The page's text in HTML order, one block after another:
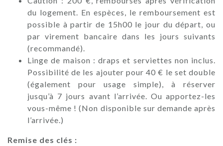
du logement. En espèces, le remboursement est
possible à partir de 15h00 le jour du départ, ou
par virement bancaire dans les jours suivants
(recommandé).
Linge de maison : draps et serviettes non inclus.
Possibilité de les ajouter pour 40 € le set double
(également pour usage simple), à réserver
jusqu’à 7 jours avant l’arrivée. Ou apportez-les
vous-même ! (Non disponible sur demande après
l’arrivée.)
Remise des clés :